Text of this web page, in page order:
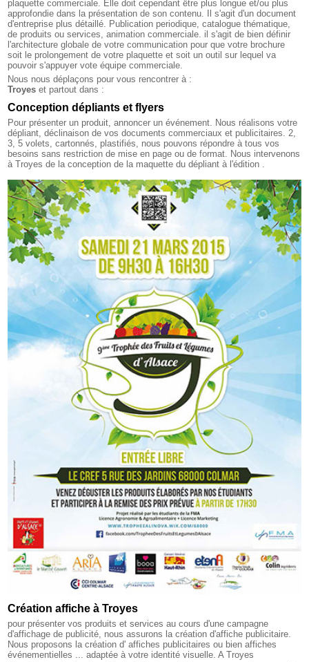
plaquette commerciale. Elle doit cependant être plus longue et/ou plus
approfondie dans la présentation de son contenu. Il s'agit d'un document
d'entreprise plus détaillé. Publication periodique, catalogue thématique,
de produits ou services, animation commerciale. il s'agit de bien définir
l'architecture globale de votre communication pour que votre brochure
soit le prolongement de votre plaquette et soit un outil sur lequel va
pouvoir s'appuyer vote équipe commerciale.
Nous nous déplaçons pour vous rencontrer à :
Troyes et partout dans :
Conception dépliants et flyers
Pour présenter un produit, annoncer un événement. Nous réalisons votre
dépliant, déclinaison de vos documents commerciaux et publicitaires. 2,
3, 5 volets, cartonnés, plastifiés, nous pouvons répondre à tous vos
besoins sans restriction de mise en page ou de format. Nous intervenons
à Troyes de la conception de la maquette du dépliant à l'édition .
Création affiche à Troyes
pour présenter vos produits et services au cours d'une campagne
d'affichage de publicité, nous assurons la création d'affiche publicitaire.
Nous proposons la création d' affiches publicitaires ou bien affiches
événementielles ... adaptée à votre identité visuelle. A Troyes